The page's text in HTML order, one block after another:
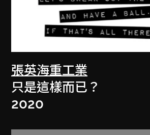
張英海重工業
只是這樣而已？
2020